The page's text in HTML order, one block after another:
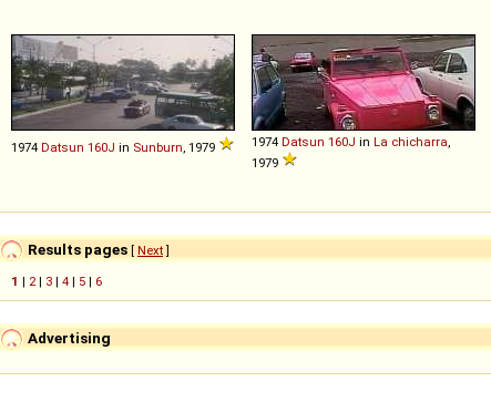
1974 Datsun 160J in Sunburn , 1979 1974 Datsun 160J in La chicharra
1979
Results pages [ Next]
1 | 2 | 3 | 4 | 5 | 6
Advertising